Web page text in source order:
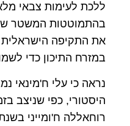
ללכת לעימות צבאי
בהתמוטטות המשטר
את התקיפה הישראלית
במזרח התיכון כדי
נראה כי עלי ח'מינאי
היסטורי, כפי שניצב